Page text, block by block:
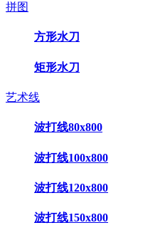
拼图
方形水刀
矩形水刀
艺术线
波打线80x800
波打线100x800
波打线120x800
波打线150x800